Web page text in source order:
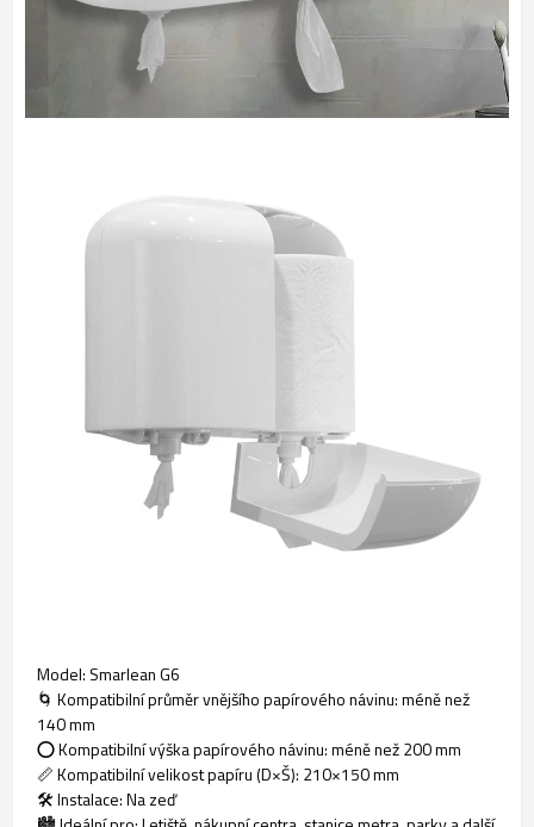
Model: Smarlean G6
🌀 Kompatibilní průměr vnějšího papírového návinu: méně než
140 mm
⭕ Kompatibilní výška papírového návinu: méně než 200 mm
📏 Kompatibilní velikost papíru (D×Š): 210×150 mm
🛠️ Instalace: Na zeď